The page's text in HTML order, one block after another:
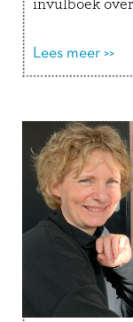
invulboek
Gogh
Lees meer >>